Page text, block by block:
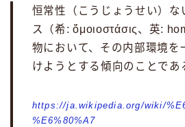
恒常性（こうじょうせい）な
ス（希: ὅμοιοστάσις、英:
物において、その内部環境を
けようとする傾向のことであ
https://ja.wikipedia.org/wiki/
%E6%80%A7